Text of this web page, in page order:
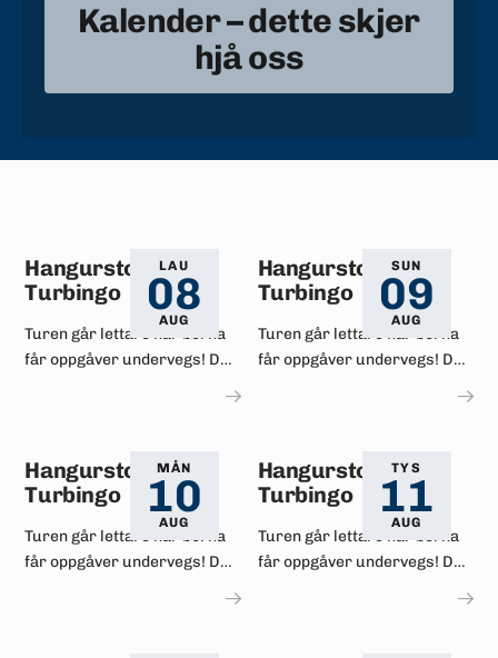
Kalender – dette skjer
hjå oss
LAU
08
AUG
Hangurstoppen
Turbingo
Turen går lettare når borna
får oppgåver undervegs! Det
SUN
09
AUG
Hangurstoppen
Turbingo
Turen går lettare når borna
får oppgåver undervegs! Det
MÅN
10
AUG
Hangurstoppen
Turbingo
Turen går lettare når borna
får oppgåver undervegs! Det
TYS
11
AUG
Hangurstoppen
Turbingo
Turen går lettare når borna
får oppgåver undervegs! Det